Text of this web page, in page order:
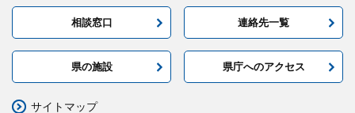
相談窓口 連絡先一覧
県の施設 県庁へのアクセス
サイトマップ